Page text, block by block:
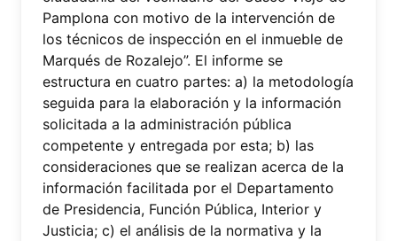
Pamplona con motivo de la intervención de
los técnicos de inspección en el inmueble de
Marqués de Rozalejo”. El informe se
estructura en cuatro partes: a) la metodología
seguida para la elaboración y la información
solicitada a la administración pública
competente y entregada por esta; b) las
consideraciones que se realizan acerca de la
información facilitada por el Departamento
de Presidencia, Función Pública, Interior y
Justicia; c) el análisis de la normativa y la